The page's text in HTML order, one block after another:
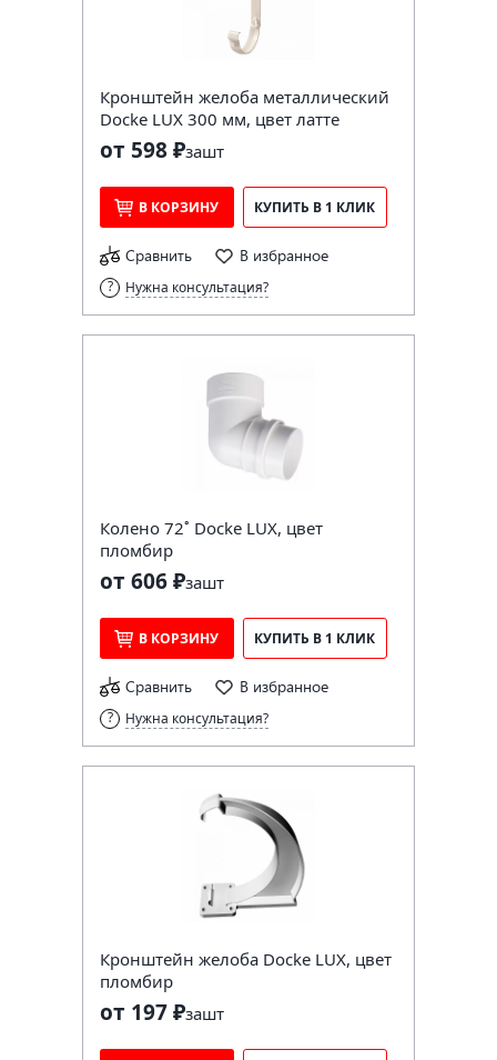
Кронштейн желоба металлический
Docke LUX 300 мм, цвет латте
от 598 ₽зашт
В КОРЗИНУ КУПИТЬ В 1 КЛИК
Сравнить В избранное
Нужна консультация?
Колено 72˚ Docke LUX, цвет
пломбир
от 606 ₽зашт
В КОРЗИНУ КУПИТЬ В 1 КЛИК
Сравнить В избранное
Нужна консультация?
Кронштейн желоба Docke LUX, цвет
пломбир
от 197 ₽зашт